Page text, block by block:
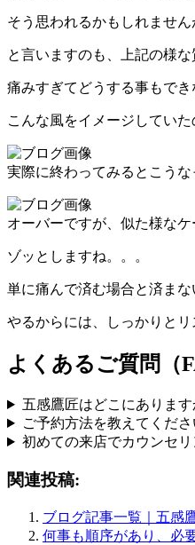
そう思われるかもしれませ
と言いますのも、上記の様
痛みすぎてどうする事もでき
こんな風をイメージしていた
実際に終わってみるとこうな
オーバーですが、似た様な
ゾッとしますね。。。
単に痛んで済む場合と済ま
やるからには、しっかりと
よくあるご質問（
五感鷹匠はどこにあります
ご予約方法を教えてくださ
初めての来店でカウンセ
関連投稿:
ブログ記事一覧｜五感
何事も順序があり、必